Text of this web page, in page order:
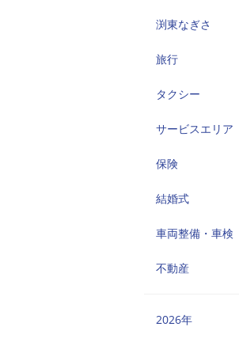
渕東なぎさ
旅行
タクシー
サービスエリア
保険
結婚式
車両整備・車検
不動産
2026年